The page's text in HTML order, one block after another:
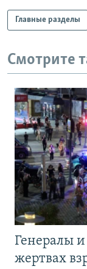
Все сайты
Главные разделы
Смотрите
Генералы и
жертвах